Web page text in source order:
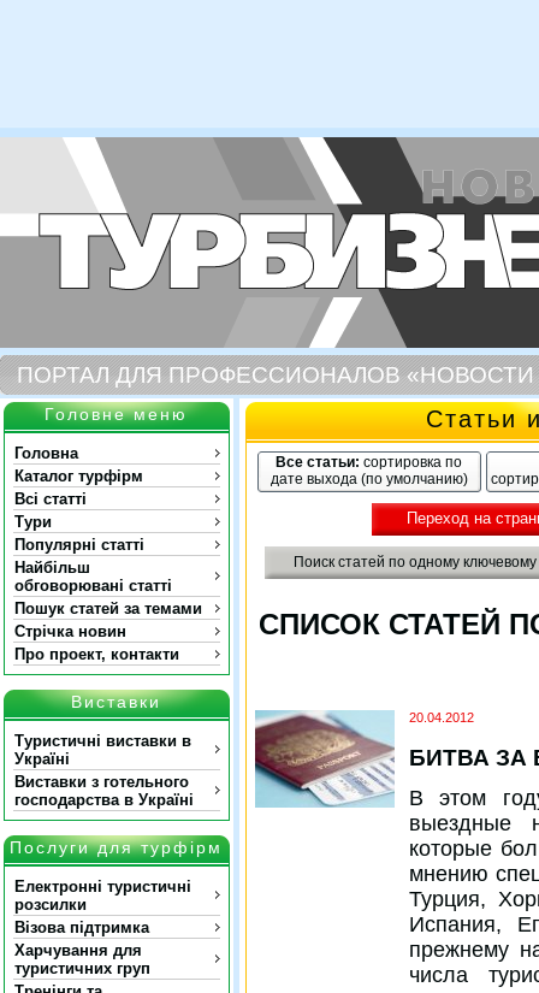
ПОРТАЛ ДЛЯ ПРОФЕССИОНАЛОВ «НОВОСТИ
Головне меню
Головна
Каталог турфірм
Всі статті
Тури
Популярні статті
Найбільш
обговорювані статті
Пошук статей за темами
Стрічка новин
Про проект, контакти
Виставки
Туристичні виставки в
Україні
Виставки з готельного
господарства в Україні
Послуги для турфірм
Електронні туристичні
розсилки
Візова підтримка
Харчування для
туристичних груп
Статьи
Все статьи: сортировка по
дате выхода (по умолчанию)
Переход на
Поиск статей по одному ключевому
СПИСОК СТАТЕЙ
20.04.2012
БИТВА
В этом
выездные
которые
мнению
Турция,
Испания,
прежнему
числа